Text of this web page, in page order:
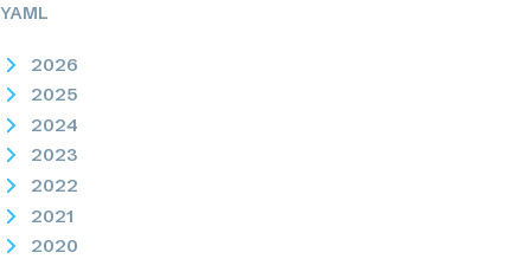
YAML
2026
2025
2024
2023
2022
2021
2020